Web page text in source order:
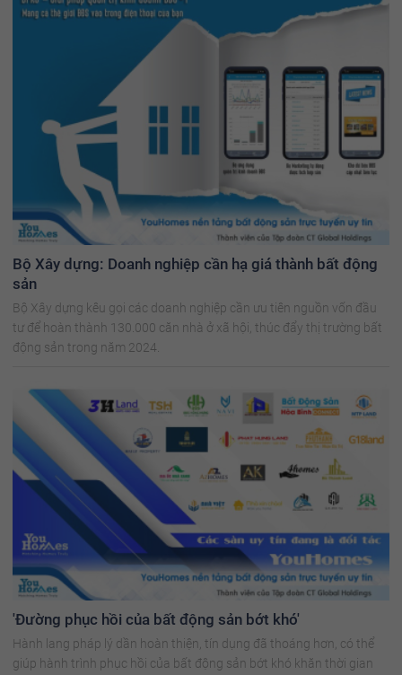
Bộ Xây dựng: Doanh nghiệp cần hạ giá thành bất động
sản
Bộ Xây dựng kêu gọi các doanh nghiệp cần ưu tiên nguồn vốn đầu
tư để hoàn thành 130.000 căn nhà ở xã hội, thúc đẩy thị trường bất
động sản trong năm 2024.
'Đường phục hồi của bất động sản bớt khó'
Hành lang pháp lý dần hoàn thiện, tín dụng đã thoáng hơn, có thể
giúp hành trình phục hồi của bất động sản bớt khó khăn thời gian